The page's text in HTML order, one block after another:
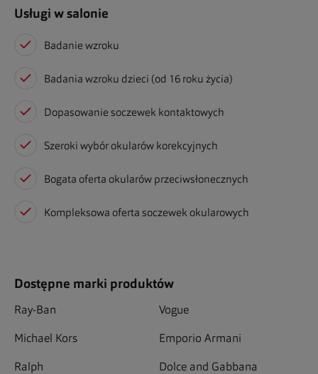
Usługi w salonie
Badanie wzroku
Badania wzroku dzieci (od 16 roku życia)
Dopasowanie soczewek kontaktowych
Szeroki wybór okularów korekcyjnych
Bogata oferta okularów przeciwsłonecznych
Kompleksowa oferta soczewek okularowych
Dostępne marki produktów
Ray-Ban Vogue
Michael Kors Emporio Armani
Ralph Dolce and Gabbana